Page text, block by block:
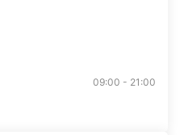
09:00 - 21:00